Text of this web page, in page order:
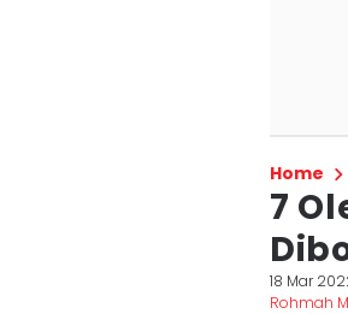
Home
7
18 Mar
Rohmah